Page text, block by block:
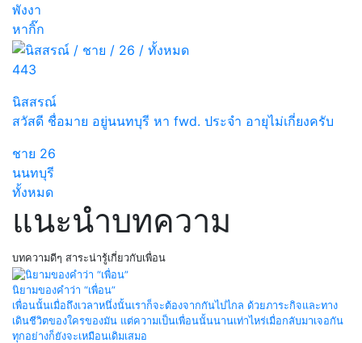
พังงา
หากิ๊ก
443
นิสสรณ์
สวัสดี ชื่อมาย อยู่นนทบุรี หา fwd. ประจำ อายุไม่เกี่ยงครับ
ชาย 26
นนทบุรี
ทั้งหมด
แนะนำบทความ
บทความดีๆ สาระน่ารู้เกี่ยวกับเพื่อน
นิยามของคำว่า “เพื่อน”
เพื่อนนั้นเมื่อถึงเวลาหนึ่งนั้นเราก็จะต้องจากกันไปไกล ด้วยภาระกิจและทาง
เดินชีวิตของใครของมัน แต่ความเป็นเพื่อนนั้นนานเท่าไหร่เมื่อกลับมาเจอกัน
ทุกอย่างก็ยังจะเหมือนเดิมเสมอ